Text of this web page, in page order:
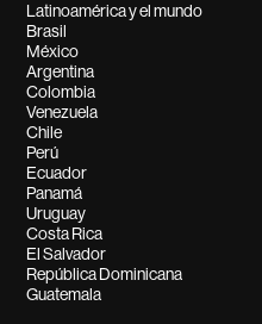
Latinoamérica y el mundo
Brasil
México
Argentina
Colombia
Venezuela
Chile
Perú
Ecuador
Panamá
Uruguay
Costa Rica
El Salvador
República Dominicana
Guatemala